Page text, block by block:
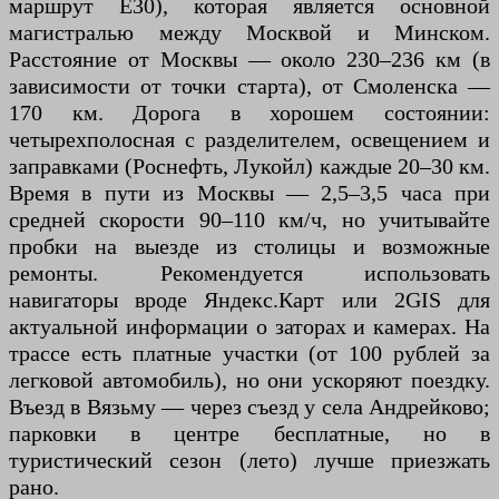
маршрут E30), которая является основной
магистралью между Москвой и Минском.
Расстояние от Москвы — около 230–236 км (в
зависимости от точки старта), от Смоленска —
170 км. Дорога в хорошем состоянии:
четырехполосная с разделителем, освещением и
заправками (Роснефть, Лукойл) каждые 20–30 км.
Время в пути из Москвы — 2,5–3,5 часа при
средней скорости 90–110 км/ч, но учитывайте
пробки на выезде из столицы и возможные
ремонты. Рекомендуется использовать
навигаторы вроде Яндекс.Карт или 2GIS для
актуальной информации о заторах и камерах. На
трассе есть платные участки (от 100 рублей за
легковой автомобиль), но они ускоряют поездку.
Въезд в Вязьму — через съезд у села Андрейково;
парковки в центре бесплатные, но в
туристический сезон (лето) лучше приезжать
рано.